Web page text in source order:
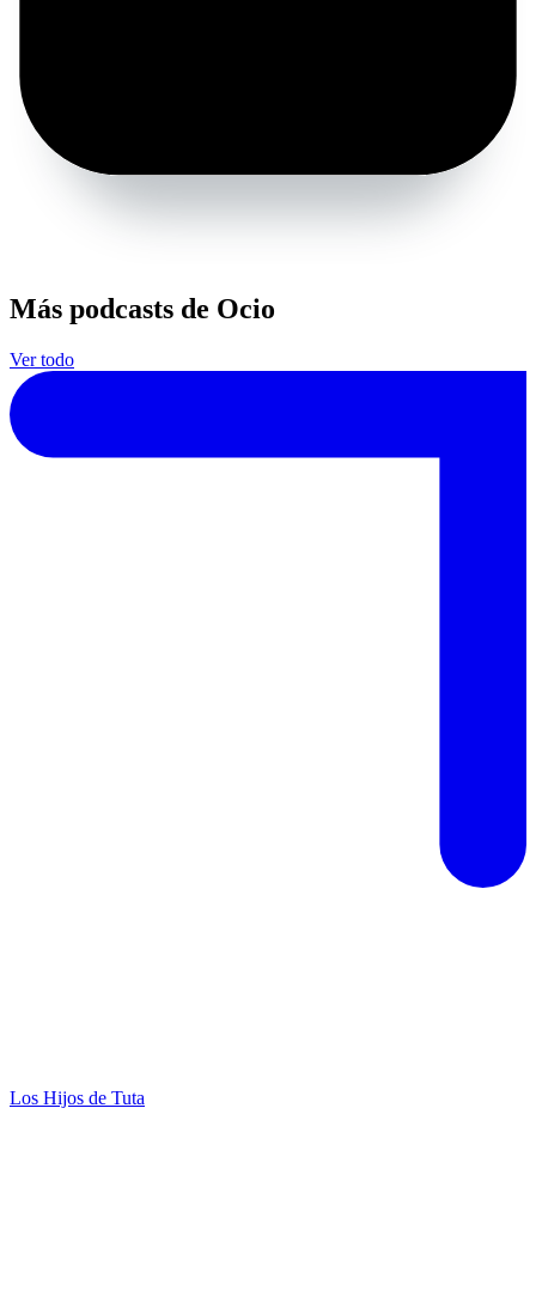
Más podcasts de Ocio
Ver todo
Los Hijos de Tuta